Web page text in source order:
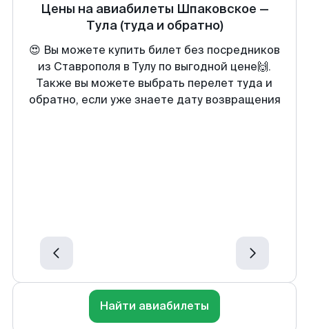
Цены на авиабилеты Шпаковское —
Тула (туда и обратно)
😍 Вы можете купить билет без посредников
из Ставрополя в Тулу по выгодной цене🙌.
Также вы можете выбрать перелет туда и
обратно, если уже знаете дату возвращения
Найти авиабилеты